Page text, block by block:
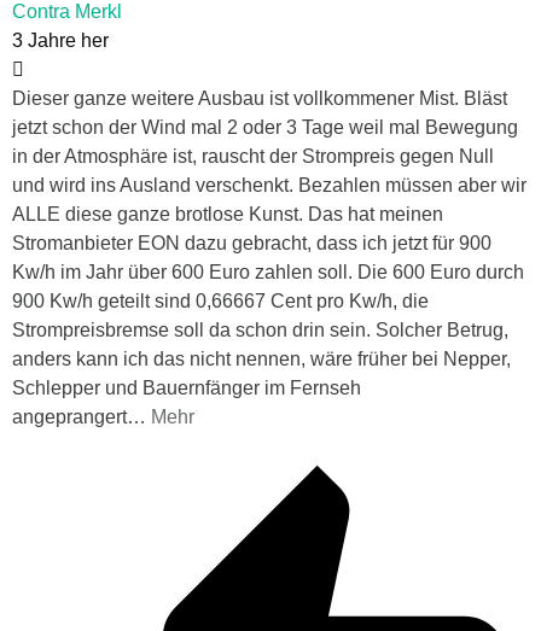
Contra Merkl
3 Jahre her
Dieser ganze weitere Ausbau ist vollkommener Mist. Bläst
jetzt schon der Wind mal 2 oder 3 Tage weil mal Bewegung
in der Atmosphäre ist, rauscht der Strompreis gegen Null
und wird ins Ausland verschenkt. Bezahlen müssen aber wir
ALLE diese ganze brotlose Kunst. Das hat meinen
Stromanbieter EON dazu gebracht, dass ich jetzt für 900
Kw/h im Jahr über 600 Euro zahlen soll. Die 600 Euro durch
900 Kw/h geteilt sind 0,66667 Cent pro Kw/h, die
Strompreisbremse soll da schon drin sein. Solcher Betrug,
anders kann ich das nicht nennen, wäre früher bei Nepper,
Schlepper und Bauernfänger im Fernseh
angeprangert… Mehr